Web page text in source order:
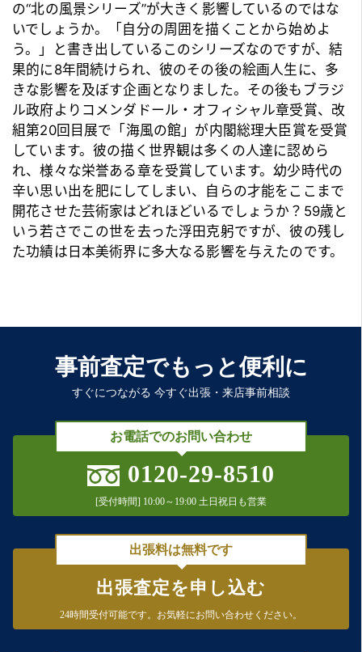
の“北の風景シリーズ”が大きく影響しているのではな
いでしょうか。「自分の周囲を描くことから始めよ
う。」と書き出しているこのシリーズなのですが、結
果的に8年間続けられ、彼のその後の絵画人生に、多
きな影響を及ぼす企画となりました。その後もブラジ
ル政府よりコメンダドール・オフィシャル章受賞、改
組第20回目展で「海風の館」が内閣総理大臣賞を受賞
しています。彼の描く世界観は多くの人達に認めら
れ、様々な栄誉ある章を受賞しています。幼少時代の
辛い思い出を肥にしてしまい、自らの才能をここまで
開花させた芸術家はどれほどいるでしょうか？59歳と
いう若さでこの世を去った浮田克躬ですが、彼の残し
た功績は日本美術界に多大なる影響を与えたのです。
事前査定でもっと便利に
すぐにつながる 今すぐ出張・来店事前相談
お電話でのお問い合わせ
0120-29-8510
[受付時間] 10:00～19:00 土日祝日も営業
出張料は無料です
出張査定を申し込む
24時間受付可能です。 お気軽にお問い合わせください。